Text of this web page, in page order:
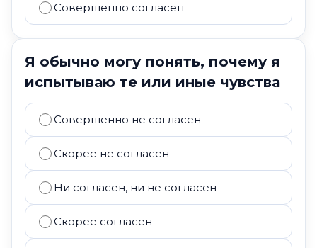
Совершенно согласен
Я обычно могу понять, почему я
испытываю те или иные чувства
Совершенно не согласен
Скорее не согласен
Ни согласен, ни не согласен
Скорее согласен